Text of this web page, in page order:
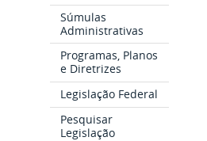
Súmulas
Administrativas
Programas, Planos
e Diretrizes
Legislação Federal
Pesquisar
Legislação